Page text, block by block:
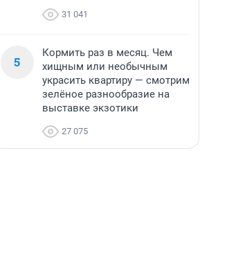
31 041
5
Кормить раз в месяц. Чем
хищным или необычным
украсить квартиру — смотрим
зелёное разнообразие на
выставке экзотики
27 075